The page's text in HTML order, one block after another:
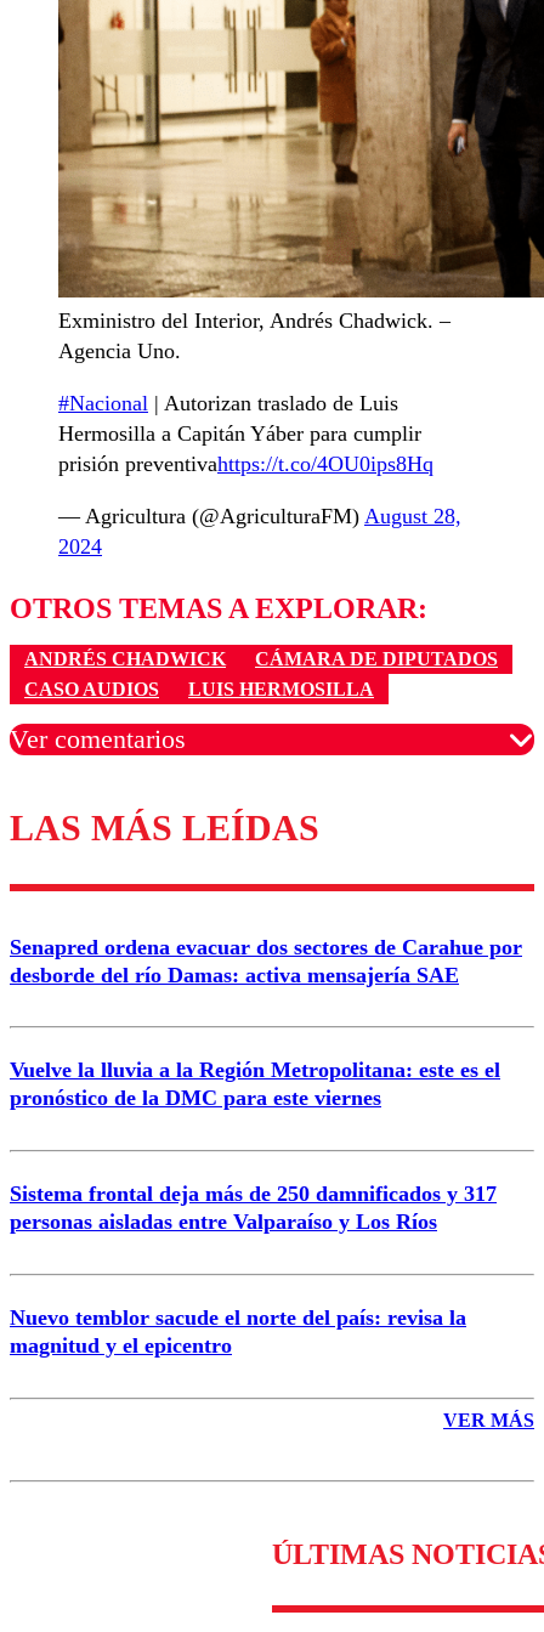
Exministro del Interior, Andrés Chadwick. –
Agencia Uno.
#Nacional | Autorizan traslado de Luis
Hermosilla a Capitán Yáber para cumplir
prisión preventivahttps://t.co/4OU0ips8Hq
— Agricultura (@AgriculturaFM) August 28,
2024
OTROS TEMAS A EXPLORAR:
ANDRÉS CHADWICK
CÁMARA DE DIPUTADOS
CASO AUDIOS
LUIS HERMOSILLA
Ver comentarios
Los comentarios son moderados para garantizar un
diálogo respetuoso.
Correo
Enviar comentario
LAS MÁS LEÍDAS
Senapred ordena evacuar dos sectores de Carahue por
desborde del río Damas: activa mensajería SAE
Vuelve la lluvia a la Región Metropolitana: este es el
pronóstico de la DMC para este viernes
Sistema frontal deja más de 250 damnificados y 317
personas aisladas entre Valparaíso y Los Ríos
Nuevo temblor sacude el norte del país: revisa la
magnitud y el epicentro
VER MÁS
ÚLTIMAS